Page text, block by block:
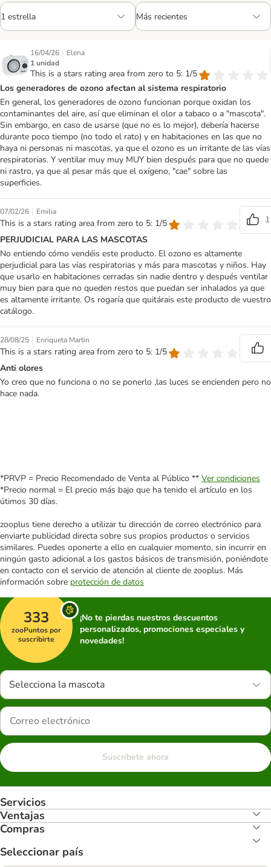
16/04/26 | Elena
1 unidad
This is a stars rating area from zero to 5: 1/5
Los generadores de ozono afectan al sistema respiratorio
En general, los generadores de ozono funcionan porque oxidan los
contaminantes del aire, así que eliminan el olor a tabaco o a "mascota".
Sin embargo, en caso de usarse (que no es lo mejor), debería hacerse
durante poco tiempo (no todo el rato) y en habitaciones en las que no
haya ni personas ni mascotas, ya que el ozono es un irritante de las vías
respiratorias. Y ventilar muy muy MUY bien después para que no quede
ni rastro, ya que al pesar más que el oxígeno, "cae" sobre las
superficies.
07/02/26 | Emilia
This is a stars rating area from zero to 5: 1/5
1
PERJUDICIAL PARA LAS MASCOTAS
No entiendo cómo vendéis este producto. El ozono es altamente
perjudicial para las vías respiratorias y más para mascotas y niños. Hay
que usarlo en habitaciones cerradas sin nadie dentro y después ventilar
muy bien para que no queden restos que puedan ser inhalados ya que
es altamente irritante. Os rogaría que quitárais este producto de vuestro
catálogo.
28/08/25 | Enriqueta Martin
This is a stars rating area from zero to 5: 1/5
Anti olores
Yo creo que no funciona o no se ponerlo ,las luces se encienden pero no
hace nada.
*PRVP = Precio Recomendado de Venta al Público ** Ver condiciones
*Precio normal = El precio más bajo que ha tenido el artículo en los
útimos 30 días.
zooplus tiene derecho a utilizar tu dirección de correo electrónico para
enviarte publicidad directa sobre sus propios productos o servicios
similares. Puedes oponerte a ello en cualquier momento, sin incurrir en
ningún gasto adicional a los gastos básicos de transmisión, poniéndote
en contacto con el servicio de atención al cliente de zooplus. Más
información sobre protección de datos
333
zooPuntos por
suscribirte
¡No te pierdas nuestros descuentos
personalizados, promociones especiales y
novedades!
Selecciona la mascota
Suscríbete ahora
Servicios
Ventajas
Compras
Seleccionar país